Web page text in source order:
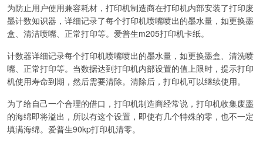
为防止用户使用兼容耗材，打印机制造商在打印机内部安装了打印废
墨计数知识器，详细记录了每个打印机喷嘴喷出的墨水量，如更换墨
盒、清洁喷嘴、正常打印等。爱普生m205打印机卡纸。
计数器详细记录每个打印机喷嘴喷出的墨水量，如更换墨盒、清洗喷
嘴、正常打印等。当数据达到打印机内部设置的值上限时，提示打印
机使用寿命到期，然后需要清除。清除后，打印机可以继续使用。
为了给自己一个合理的借口，打印机制造商经常说，打印机收集废墨
的海绵即将溢出，所以有这个设置，即使有几个特殊的零，也不一定
填满海绵。爱普生90kp打印机清零。